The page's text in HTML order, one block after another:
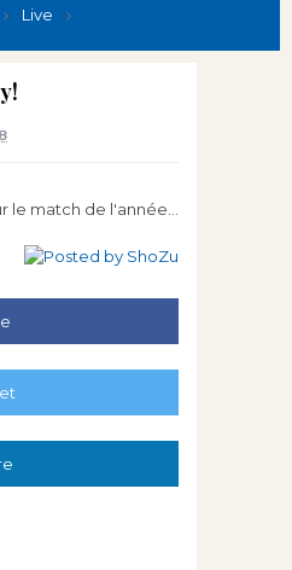
Live
le match de l'année...